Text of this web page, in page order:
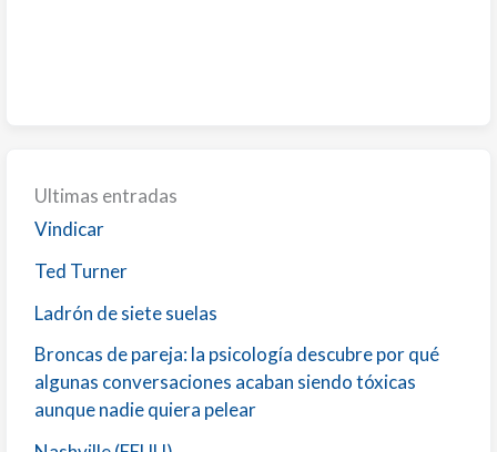
Ultimas entradas
Vindicar
Ted Turner
Ladrón de siete suelas
Broncas de pareja: la psicología descubre por qué
algunas conversaciones acaban siendo tóxicas
aunque nadie quiera pelear